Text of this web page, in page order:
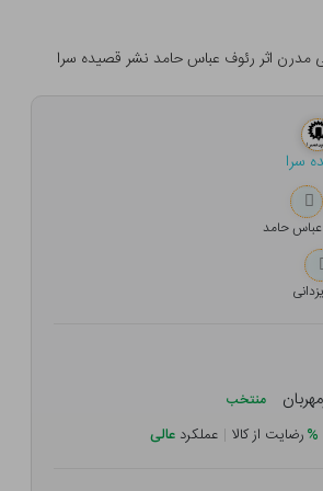
مدرن اثر رئوف عباس حامد نشر قصیده سرا
سرا
حامد
منتخب
%رضایت از کالا | عملکرد عالی